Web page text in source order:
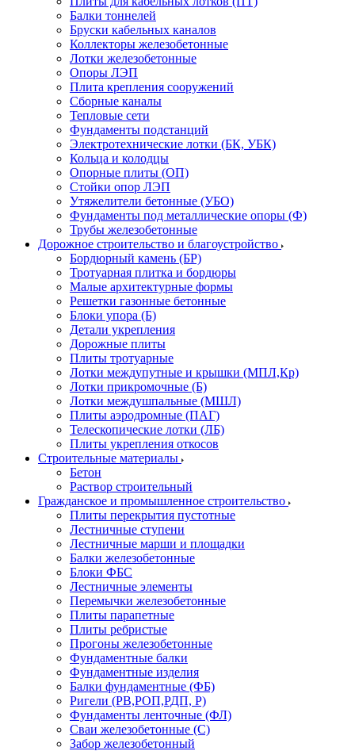
Балки тоннелей
Бруски кабельных каналов
Коллекторы железобетонные
Лотки железобетонные
Опоры ЛЭП
Плита крепления сооружений
Сборные каналы
Тепловые сети
Фундаменты подстанций
Электротехнические лотки (БК, УБК)
Кольца и колодцы
Опорные плиты (ОП)
Стойки опор ЛЭП
Утяжелители бетонные (УБО)
Фундаменты под металлические опоры (Ф)
Трубы железобетонные
Дорожное строительство и благоустройство
Бордюрный камень (БР)
Тротуарная плитка и бордюры
Малые архитектурные формы
Решетки газонные бетонные
Блоки упора (Б)
Детали укрепления
Дорожные плиты
Плиты тротуарные
Лотки междупутные и крышки (МПЛ,Кр)
Лотки прикромочные (Б)
Лотки междушпальные (МШЛ)
Плиты аэродромные (ПАГ)
Телескопические лотки (ЛБ)
Плиты укрепления откосов
Строительные материалы
Бетон
Раствор строительный
Гражданское и промышленное строительство
Плиты перекрытия пустотные
Лестничные ступени
Лестничные марши и площадки
Балки железобетонные
Блоки ФБС
Лестничные элементы
Перемычки железобетонные
Плиты парапетные
Плиты ребристые
Прогоны железобетонные
Фундаментные балки
Фундаментные изделия
Балки фундаментные (ФБ)
Ригели (РВ,РОП,РДП, Р)
Фундаменты ленточные (ФЛ)
Сваи железобетонные (С)
Забор железобетонный